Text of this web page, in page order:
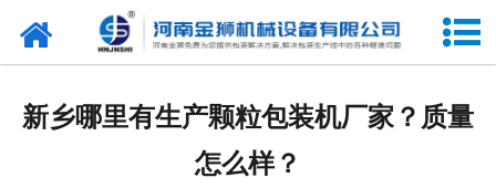
网站首页
新乡哪里有生产颗粒包装机厂家？质量
怎么样？